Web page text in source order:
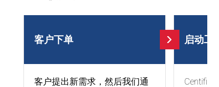
客户下单
客户提出新需求，然后我们通
启动工
Centific